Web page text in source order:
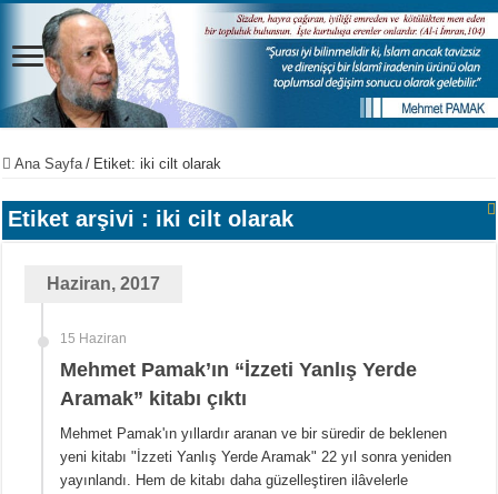
Ana Sayfa / Etiket:iki cilt olarak
Etiket arşivi : iki cilt olarak
Haziran, 2017
15 Haziran
Mehmet Pamak’ın “İzzeti Yanlış Yerde
Aramak” kitabı çıktı
Mehmet Pamak'ın yıllardır aranan ve bir süredir de beklenen
yeni kitabı "İzzeti Yanlış Yerde Aramak" 22 yıl sonra yeniden
yayınlandı. Hem de kitabı daha güzelleştiren ilâvelerle